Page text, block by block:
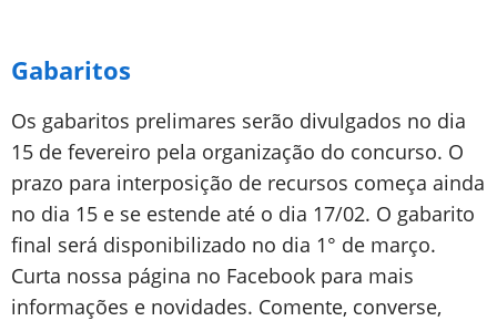
Gabaritos
Os gabaritos prelimares serão divulgados no dia
15 de fevereiro pela organização do concurso. O
prazo para interposição de recursos começa ainda
no dia 15 e se estende até o dia 17/02. O gabarito
final será disponibilizado no dia 1° de março.
Curta nossa página no Facebook para mais
informações e novidades. Comente, converse,